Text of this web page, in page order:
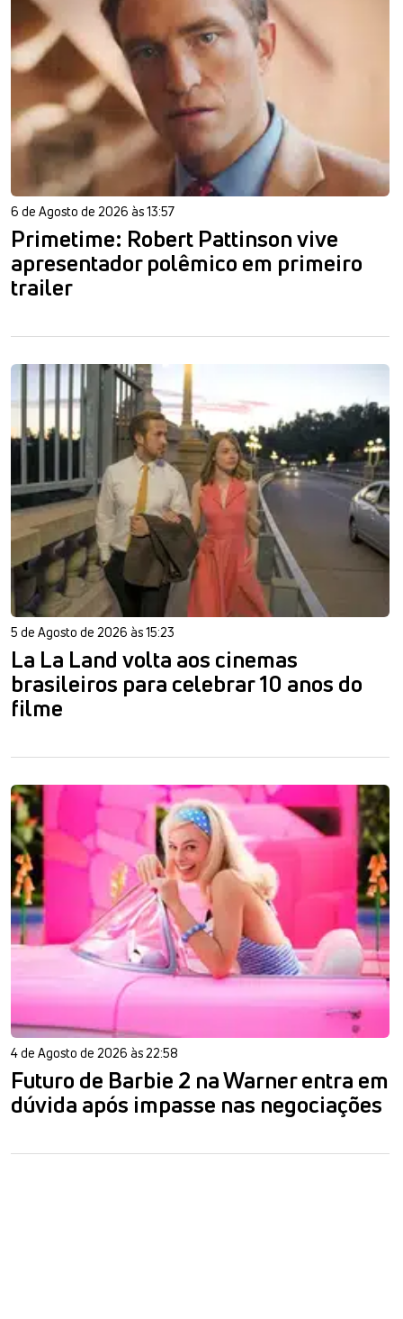
6 de Agosto de 2026 às 13:57
Primetime: Robert Pattinson vive
apresentador polêmico em primeiro
trailer
5 de Agosto de 2026 às 15:23
La La Land volta aos cinemas
brasileiros para celebrar 10 anos do
filme
4 de Agosto de 2026 às 22:58
Futuro de Barbie 2 na Warner entra em
dúvida após impasse nas negociações